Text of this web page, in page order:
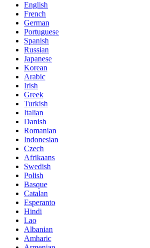
English
French
German
Portuguese
Spanish
Russian
Japanese
Korean
Arabic
Irish
Greek
Turkish
Italian
Danish
Romanian
Indonesian
Czech
Afrikaans
Swedish
Polish
Basque
Catalan
Esperanto
Hindi
Lao
Albanian
Amharic